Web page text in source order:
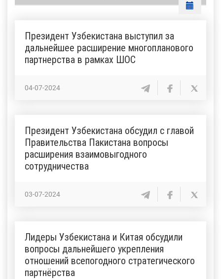
Президент Узбекистана выступил за
дальнейшее расширение многопланового
партнерства в рамках ШОС
04-07-2024
Президент Узбекистана обсудил с главой
Правительства Пакистана вопросы
расширения взаимовыгодного
сотрудничества
03-07-2024
Лидеры Узбекистана и Китая обсудили
вопросы дальнейшего укрепления
отношений всепогодного стратегического
партнёрства